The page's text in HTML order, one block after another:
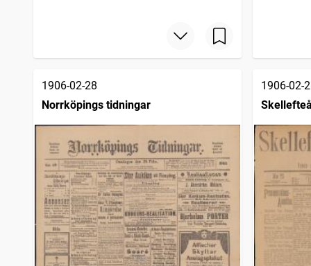
1
1
Helsingborgsposten Skåne Halland
1
träffar
1906-02-28
Norrköpings tidningar
1906-02-